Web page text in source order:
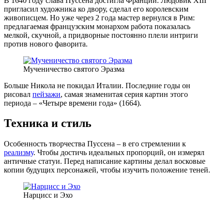
пригласил художника ко двору, сделал его королевским
живописцем. Но уже через 2 года мастер вернулся в Рим:
предлагаемая французским монархом работа показалась
мелкой, скучной, а придворные постоянно плели интриги
против нового фаворита.
Мученичество святого Эразма
Больше Никола не покидал Италии. Последние годы он
рисовал пейзажи, самая знаменитая серия картин этого
периода – «Четыре времени года» (1664).
Техника и стиль
Особенность творчества Пуссена – в его стремлении к
реализму. Чтобы достичь идеальных пропорций, он измерял
античные статуи. Перед написание картины делал восковые
копии будущих персонажей, чтобы изучить положение теней.
Нарцисс и Эхо